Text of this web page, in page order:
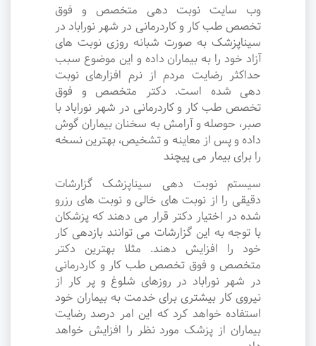
وب سایت نوبت دهی متخصص و فوق
تخصص طب کار و کاردرمانی در شهر نوراباد در
سیناپزشک به صورت شبانه روزی نوبت های
آزاد خود را به بیماران داده و این موضوع سبب
حداکثر رضایت مردم از نرم افزارهای نوبت
دهی شده است. دکتر متخصص و فوق
تخصص طب کار و کاردرمانی در شهر نوراباد با
صبر، حوصله و آرامش به سخنان بیماران گوش
داده و پس از معاینه و تشخیص، بهترین نسخه
را برای بیمار می پیچند
سیستم نوبت دهی سیناپزشک گزارشات
دقیقی را از نوبت های خالی و نوبت های رزرو
شده در اختیار دکتر قرار می دهند که پزشکان
با توجه به این گزارشات می توانند بازدهی کار
خود را افزایش دهند. مثلا بهترین دکتر
متخصص و فوق تخصص طب کار و کاردرمانی
در شهر نوراباد در روزهای شلوغ و پر کار از
نیروی کار بیشتری برای خدمت به بیماران خود
استفاده خواهد کرد که این امر درصد رضایت
بیماران از پزشک مورد نظر را افزایش خواهد